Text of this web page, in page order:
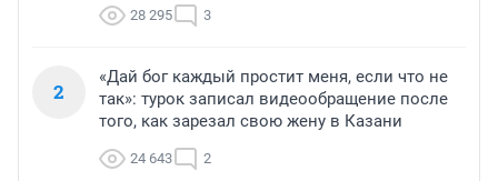
28 295 3
2
«Дай бог каждый простит меня, если что не
так»: турок записал видеообращение после
того, как зарезал свою жену в Казани
24 643 2